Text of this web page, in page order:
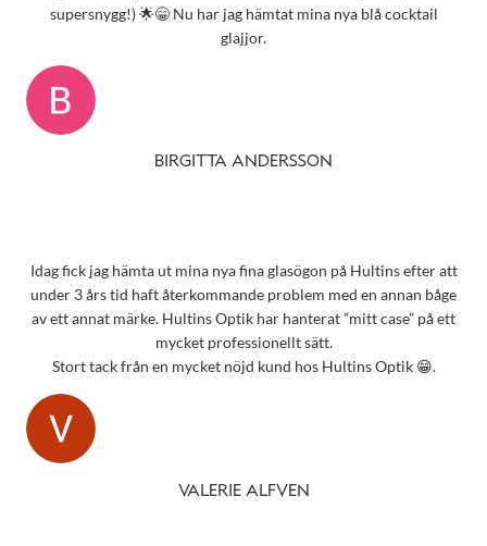
supersnygg!) 🌟😁 Nu har jag hämtat mina nya blå cocktail
glajjor.
BIRGITTA ANDERSSON
Idag fick jag hämta ut mina nya fina glasögon på Hultins efter att
under 3 års tid haft återkommande problem med en annan båge
av ett annat märke. Hultins Optik har hanterat ”mitt case” på ett
mycket professionellt sätt.
Stort tack från en mycket nöjd kund hos Hultins Optik 😁.
VALERIE ALFVEN